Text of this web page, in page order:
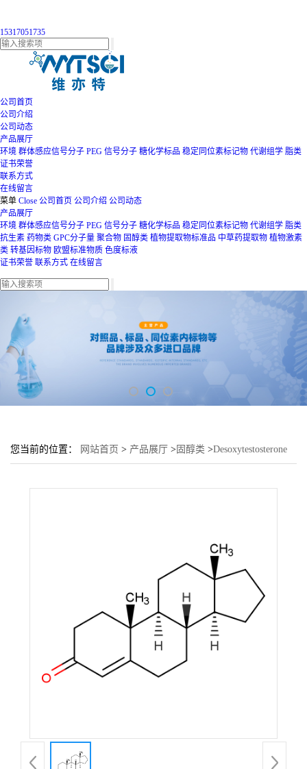
15317051735
公司首页
公司介绍
公司动态
产品展厅
环境 群体感应信号分子 PEG 信号分子 糖化学标品 稳定同位素标记物 代谢组学 脂类
证书荣誉
联系方式
在线留言
菜单 Close 公司首页 公司介绍 公司动态
产品展厅
环境 群体感应信号分子 PEG 信号分子 糖化学标品 稳定同位素标记物 代谢组学 脂类
抗生素 药物类 GPC分子量 聚合物 固醇类 植物提取物标准品 中草药提取物 植物激素
类 转基因标物 欧盟标准物质 色度标液
证书荣誉 联系方式 在线留言
您当前的位置： 网站首页 > 产品展厅 > 固醇类 >Desoxytestosterone